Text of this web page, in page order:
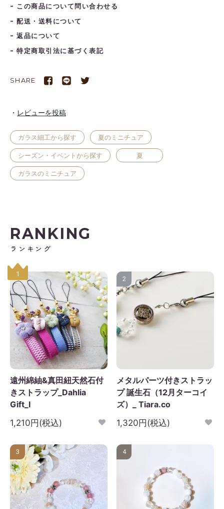
この商品について問い合わせる
配送・送料について
返品について
特定商取引法に基づく表記
SHARE
レビューを投稿
ガラス細工から探す 夏のミニチュア
シーズン・イベントから探す 夏
ガラスのミニチュア
RANKING
ランキング
1
遠州綿紬&真田紐天然石付
きストラップ_Dahlia
Gift_I
1,210円(税込)
2
メタルパーツ付きストラッ
プ 誕生石（12月ターコイ
ズ）_ Tiara.co
1,320円(税込)
3 4